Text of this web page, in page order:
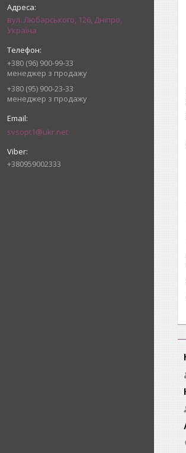
вул. Любарського, 126, Дніпро,
Україна
+380 (96) 900-99-33
менеджер з продажу
+380 (95) 900-23-33
менеджер з продажу
svsopt1@ukr.net
+380959002333